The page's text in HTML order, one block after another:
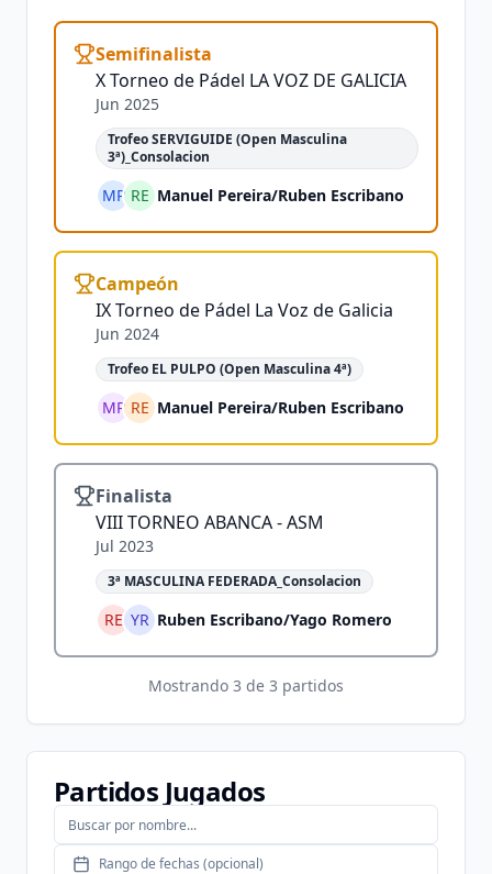
Semifinalista
X Torneo de Pádel LA VOZ DE GALICIA
Jun 2025
Trofeo SERVIGUIDE (Open Masculina
3ª)_Consolacion
MP RE Manuel Pereira/Ruben Escribano
Campeón
IX Torneo de Pádel La Voz de Galicia
Jun 2024
Trofeo EL PULPO (Open Masculina 4ª)
MP RE Manuel Pereira/Ruben Escribano
Finalista
VIII TORNEO ABANCA - ASM
Jul 2023
3ª MASCULINA FEDERADA_Consolacion
RE YR Ruben Escribano/Yago Romero
Mostrando 3 de 3 partidos
Partidos Jugados
Rango de fechas (opcional)